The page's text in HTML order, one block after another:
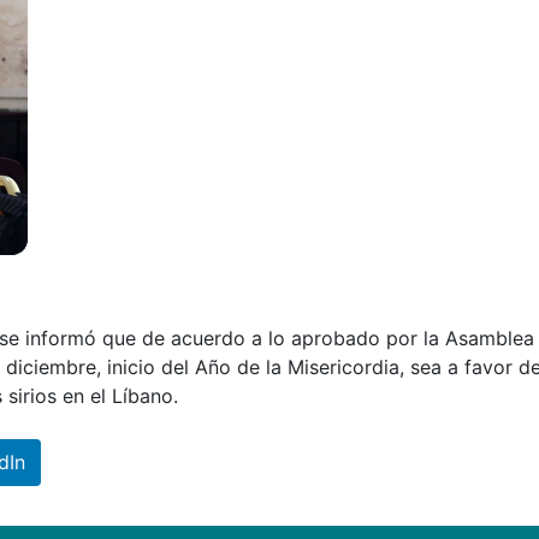
informó que de acuerdo a lo aprobado por la Asamblea
inicio del Año de la Misericordia, sea a favor
en el Líbano.